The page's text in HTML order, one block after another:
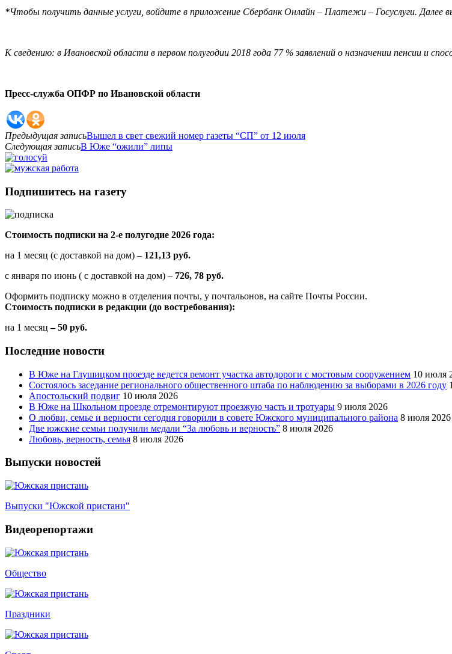
*Чтобы получить данные услуги, войдите в приложение Сбербанк Онлайн – Платежи – Госуслуги. Далее
К сведению: в Ивановской области в первом полугодии 2018 года 77 % заявлений о назначении пенсии и
Пресс-служба ОПФР по Ивановской области
Предыдущая записьВышел в свет свежий номер газеты “СП” от 12 июля
Следующая записьВ Юже “ожили” липы
Подпишитесь на газету
Стоимость подписки на 2-е полугодие 2026 года:
на 1 месяц (с доставкой на дом) – 121,13 руб.
с января по июнь ( с доставкой на дом) – 726, 78 руб.
Оформить подписку можно в отделения почты, у почтальонов, на сайте Почты России.
Стоимость подписки в редакции (до востребования):
на 1 месяц – 50 руб.
Последние новости
В Юже на Глушицком проезде ведется ремонт участка автодороги с мостовым сооружением 10 июля
Состоялось заседание регионального общественного штаба по наблюдению за выборами в 2026 году
Апостольский подвиг 10 июля 2026
В Юже на Школьном проезде отремонтируют проезжую часть и тротуары 9 июля 2026
О любви, семье и верности сегодня говорили в совете Южского муниципального района 8 июля 2026
Две южские семьи получили медали “За любовь и верность” 8 июля 2026
Любовь, верность, семья 8 июля 2026
Выпуски новостей
Выпуски "Южской пристани"
Видеорепортажи
Общество
Праздники